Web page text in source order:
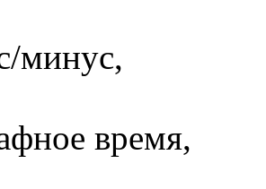
минус,
время,